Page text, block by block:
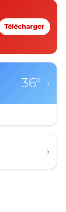
Télécharger
36° ›
›